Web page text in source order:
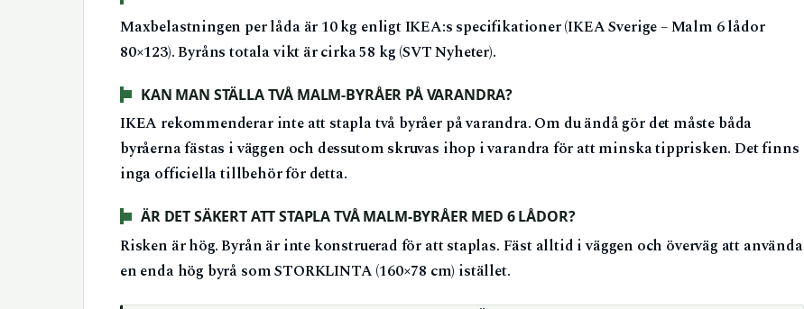
Maxbelastningen per låda är 10 kg enligt IKEA:s specifikationer (IKEA Sverige – Malm 6 lådor
80×123). Byråns totala vikt är cirka 58 kg (SVT Nyheter).
KAN MAN STÄLLA TVÅ MALM-BYRÅER PÅ VARANDRA?
IKEA rekommenderar inte att stapla två byråer på varandra. Om du ändå gör det måste båda
byråerna fästas i väggen och dessutom skruvas ihop i varandra för att minska tipprisken. Det finns
inga officiella tillbehör för detta.
ÄR DET SÄKERT ATT STAPLA TVÅ MALM-BYRÅER MED 6 LÅDOR?
Risken är hög. Byrån är inte konstruerad för att staplas. Fäst alltid i väggen och överväg att använda
en enda hög byrå som STORKLINTA (160×78 cm) istället.